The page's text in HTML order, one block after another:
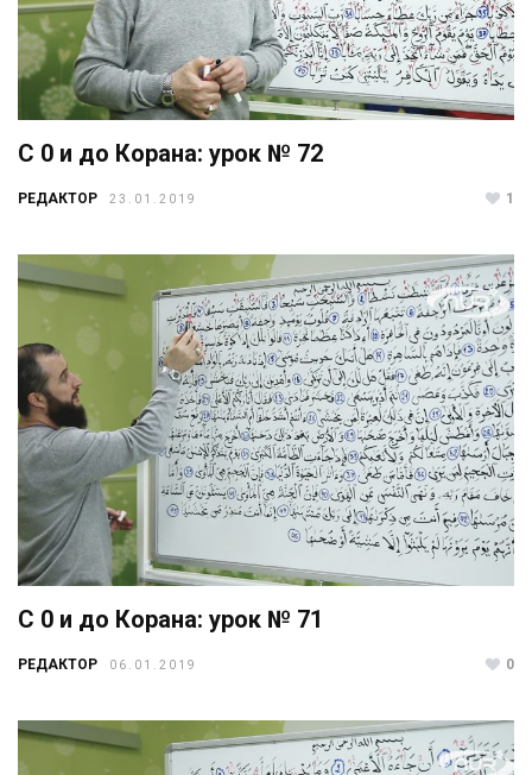
С 0 и до Корана: урок № 72
РЕДАКТОР 23.01.2019 1
С 0 и до Корана: урок № 71
РЕДАКТОР 06.01.2019 0